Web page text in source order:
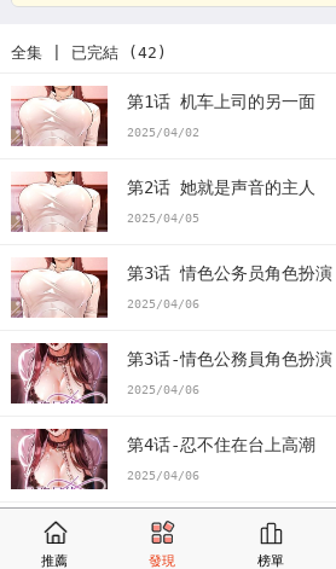
全集 | 已完結 (42)
第1话 机车上司的另一面
2025/04/02
第2话 她就是声音的主人
2025/04/05
第3话 情色公务员角色扮演
2025/04/06
第3话-情色公務員角色扮演
2025/04/06
第4话-忍不住在台上高潮
2025/04/06
第5话-拿妳的身體來換
2025/04/06
推薦 發現 榜單